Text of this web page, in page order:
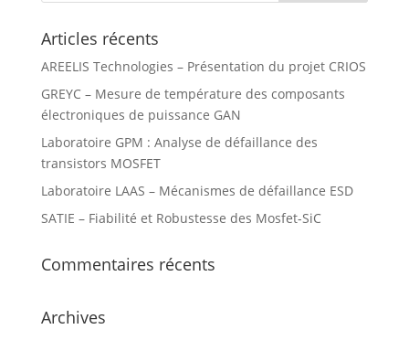
Articles récents
AREELIS Technologies – Présentation du projet CRIOS
GREYC – Mesure de température des composants
électroniques de puissance GAN
Laboratoire GPM : Analyse de défaillance des
transistors MOSFET
Laboratoire LAAS – Mécanismes de défaillance ESD
SATIE – Fiabilité et Robustesse des Mosfet-SiC
Commentaires récents
Archives